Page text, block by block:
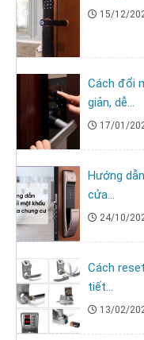
15/12/
Cách đổi
giản, dễ...
17/01/
Hướng
cửa...
24/10/
Cách
tiết...
13/02/